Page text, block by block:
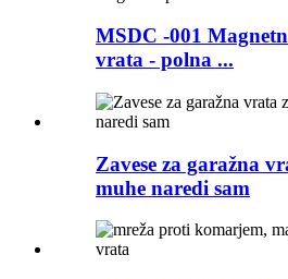
MSDC -001
vrata - polna ...
Zavese za garažna
muhe naredi sam